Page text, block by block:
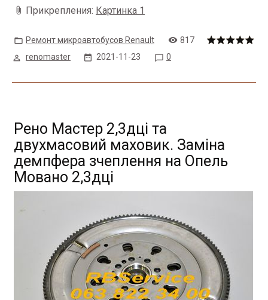
Прикрепления: Картинка 1
Ремонт микроавтобусов Renault
817
renomaster
2021-11-23 0
Рено Мастер 2,3дці та
двухмасовий маховик. Заміна
демпфера зчеплення на Опель
Мовано 2,3дці